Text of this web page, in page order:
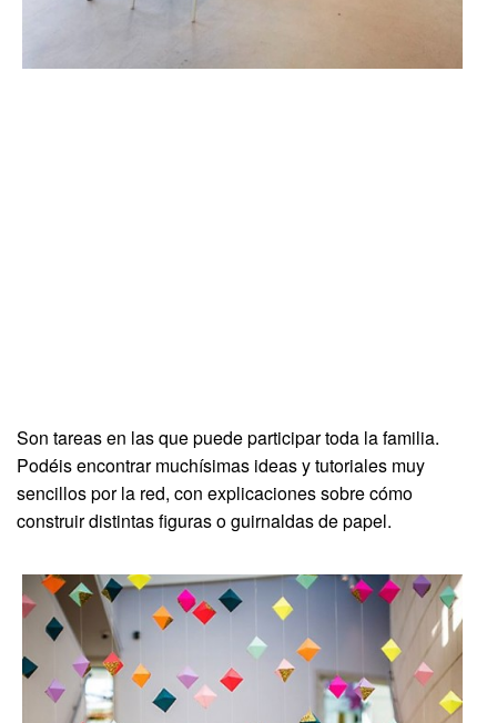
Son tareas en las que puede participar toda la familia.
Podéis encontrar muchísimas ideas y tutoriales muy
sencillos por la red, con explicaciones sobre cómo
construir distintas figuras o guirnaldas de papel.